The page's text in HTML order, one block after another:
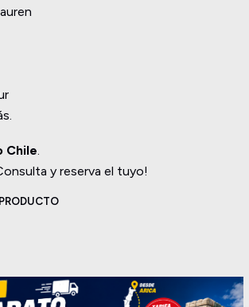
Chile.
y reserva el tuyo!